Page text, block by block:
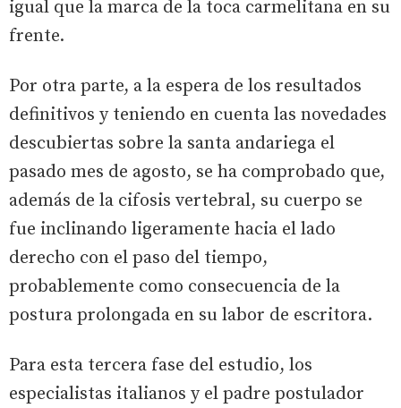
igual que la marca de la toca carmelitana en su
frente.
Por otra parte, a la espera de los resultados
definitivos y teniendo en cuenta las novedades
descubiertas sobre la santa andariega el
pasado mes de agosto, se ha comprobado que,
además de la cifosis vertebral, su cuerpo se
fue inclinando ligeramente hacia el lado
derecho con el paso del tiempo,
probablemente como consecuencia de la
postura prolongada en su labor de escritora.
Para esta tercera fase del estudio, los
especialistas italianos y el padre postulador